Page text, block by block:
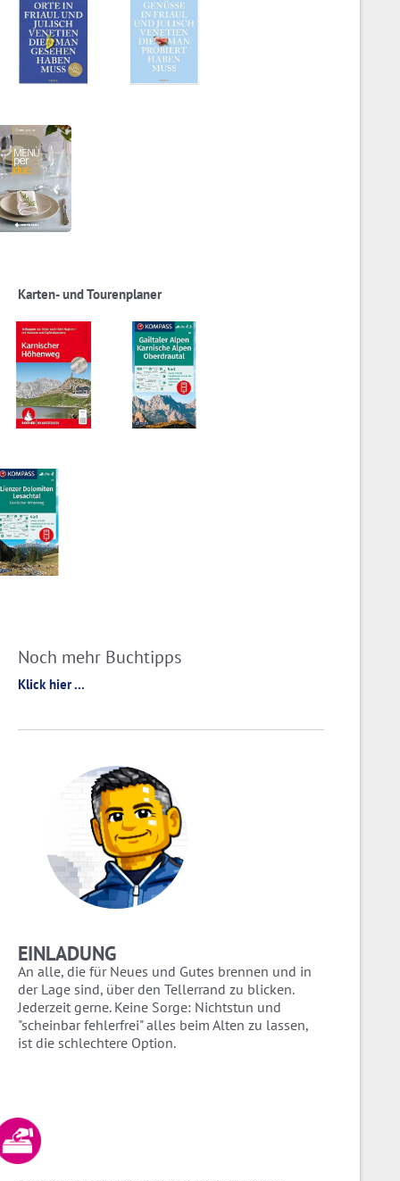
Karten- und Tourenplaner
Noch mehr Buchtipps
Klick hier ...
EINLADUNG
An alle, die für Neues und Gutes brennen und in
der Lage sind, über den Tellerrand zu blicken.
Jederzeit gerne. Keine Sorge: Nichtstun und
"scheinbar fehlerfrei" alles beim Alten zu lassen,
ist die schlechtere Option.